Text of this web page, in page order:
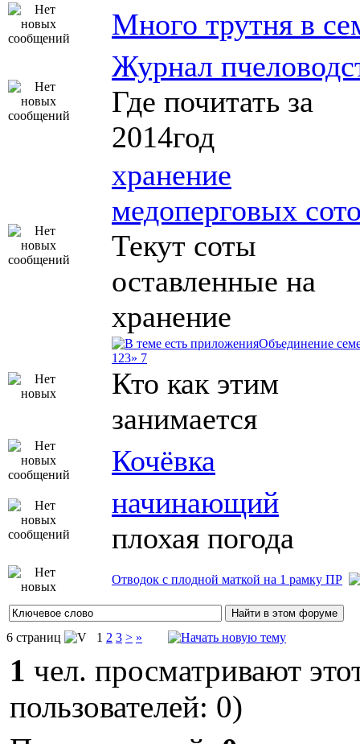
Много трутня в
Журнал
Где почитать за
2014год
хранение
медоперговых
Текут соты
оставленные на
хранение
Объединение
1 23» 7
Кто как этим
занимается
Кочёвка
начинающий
плохая погода
Отводок с плодной маткой на 1 рамку ПР
6 страниц 1 2 3 > »
1 чел. просматривают
пользователей: 0)